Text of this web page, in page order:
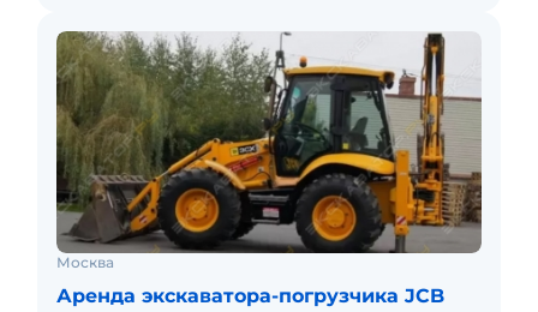
Москва
Аренда экскаватора-погрузчика JCB